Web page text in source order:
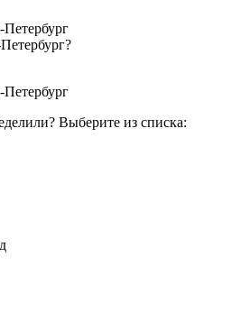
Выберите из списка: